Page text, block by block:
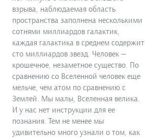
взрыва, наблюдаемая область
пространства заполнена несколькими
сотнями миллиардов галактик,
каждая галактика в среднем содержит
сто миллиардов звезд. Человек —
крошечное, незаметное существо. По
сравнению со Вселенной человек еще
мельче, чем атом по сравнению с
Землей. Мы малы, Вселенная велика.
И у нас нет инструкции для ее
познания. Тем не менее мы
удивительно много узнали о том, как